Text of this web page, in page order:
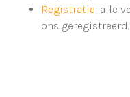
Registratie: alle
ons geregistreerd.